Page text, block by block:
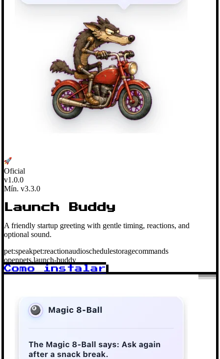
Oficial
v1.0.0
Mín. v3.3.0
Launch Buddy
A friendly startup greeting with gentle timing, reactions, and
optional sound.
pet:speakpet:reactionaudioschedulestoragecommands
openpets.launch-buddy
Como instalar